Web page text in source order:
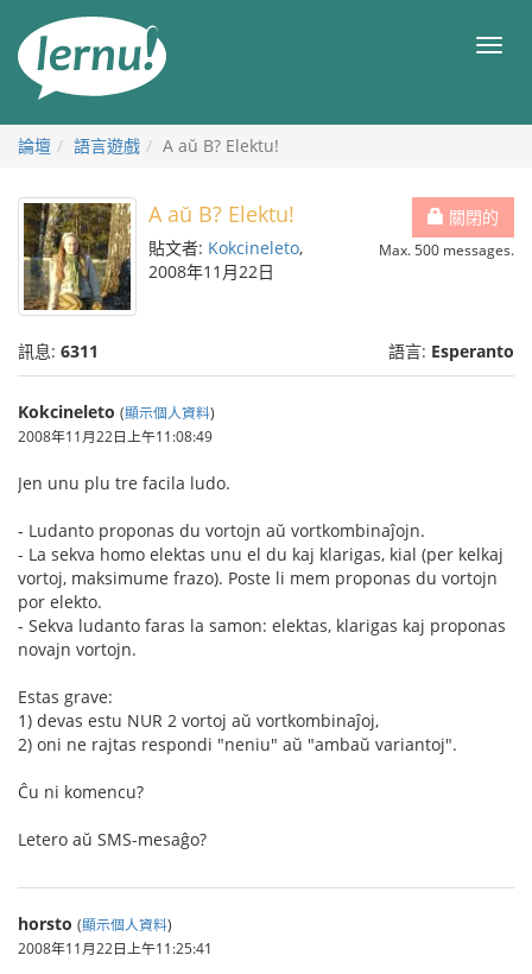
目
論壇 語言遊戲 A aŭ B? Elektu!
關閉的
Max. 500 messages.
A aŭ B? Elektu!
貼文者: Kokcineleto,
2008年11月22日
訊息: 6311 語言: Esperanto
Kokcineleto (顯示個人資料)
2008年11月22日上午11:08:49
Jen unu plu tre facila ludo.
- Ludanto proponas du vortojn aŭ vortkombinaĵojn.
- La sekva homo elektas unu el du kaj klarigas, kial (per kelkaj
vortoj, maksimume frazo). Poste li mem proponas du vortojn
por elekto.
- Sekva ludanto faras la samon: elektas, klarigas kaj proponas
novajn vortojn.
Estas grave:
1) devas estu NUR 2 vortoj aŭ vortkombinaĵoj,
2) oni ne rajtas respondi "neniu" aŭ "ambaŭ variantoj".
Ĉu ni komencu?
Letero aŭ SMS-mesaĝo?
horsto (顯示個人資料)
2008年11月22日上午11:25:41